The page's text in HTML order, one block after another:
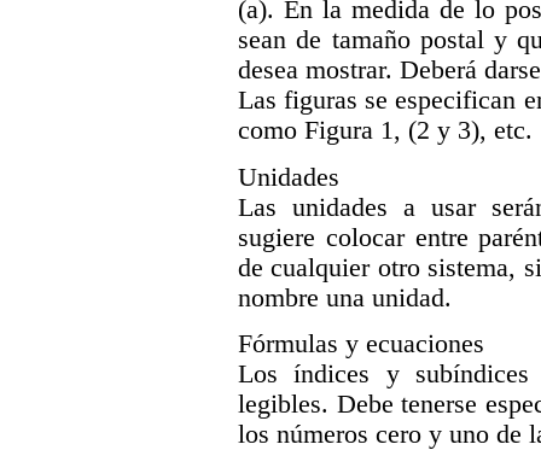
(a). En la medida de lo
sean de tamaño postal y
desea mostrar. Deberá
Las figuras se especifican
como Figura 1, (2 y 3), etc.
Unidades
Las unidades a usar
sugiere colocar entre
de cualquier otro sistema,
nombre una unidad.
Fórmulas y ecuaciones
Los índices y
legibles. Debe tenerse
los números cero y uno de